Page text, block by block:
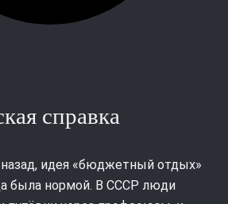
справка
назад, идея «бюджетный отдых»
была нормой. В СССР люди